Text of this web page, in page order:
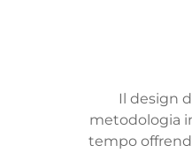
Il design
metodologia
tempo